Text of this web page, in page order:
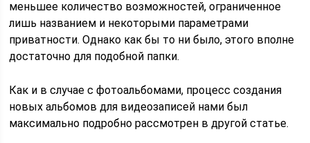
меньшее количество возможностей, ограниченное
лишь названием и некоторыми параметрами
приватности. Однако как бы то ни было, этого вполне
достаточно для подобной папки.
Как и в случае с фотоальбомами, процесс создания
новых альбомов для видеозаписей нами был
максимально подробно рассмотрен в другой статье.